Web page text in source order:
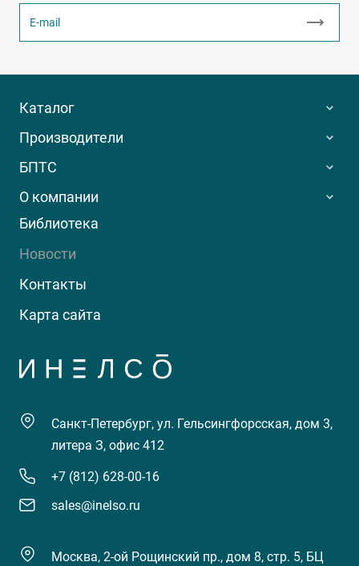
Каталог
Производители
БПТС
О компании
Библиотека
Новости
Контакты
Карта сайта
Санкт-Петербург, ул. Гельсингфорсская, дом 3,
литера З, офис 412
+7 (812) 628-00-16
sales@inelso.ru
Москва, 2-ой Рощинский пр., дом 8, стр. 5, БЦ